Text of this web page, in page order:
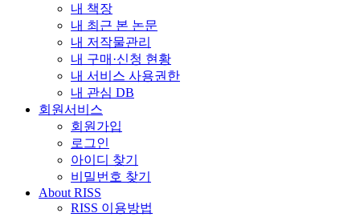
내 책장
내 최근 본 논문
내 저작물관리
내 구매·신청 현황
내 서비스 사용권한
내 관심 DB
회원서비스
회원가입
로그인
아이디 찾기
비밀번호 찾기
About RISS
RISS 이용방법